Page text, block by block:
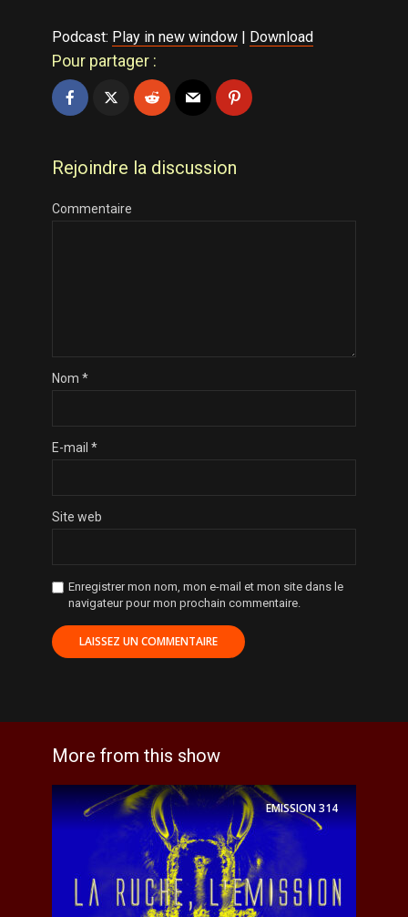
Podcast: Play in new window | Download
Pour partager :
Rejoindre la discussion
Commentaire
Nom *
E-mail *
Site web
Enregistrer mon nom, mon e-mail et mon site dans le
navigateur pour mon prochain commentaire.
More from this show
EMISSION314